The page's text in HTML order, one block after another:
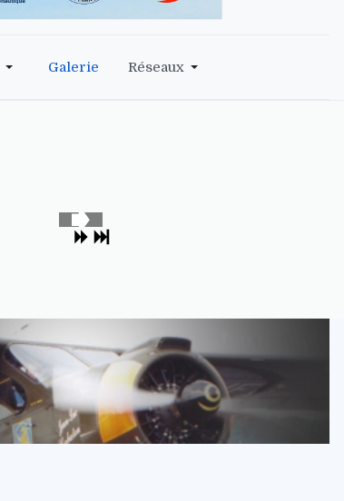
Galerie Réseaux